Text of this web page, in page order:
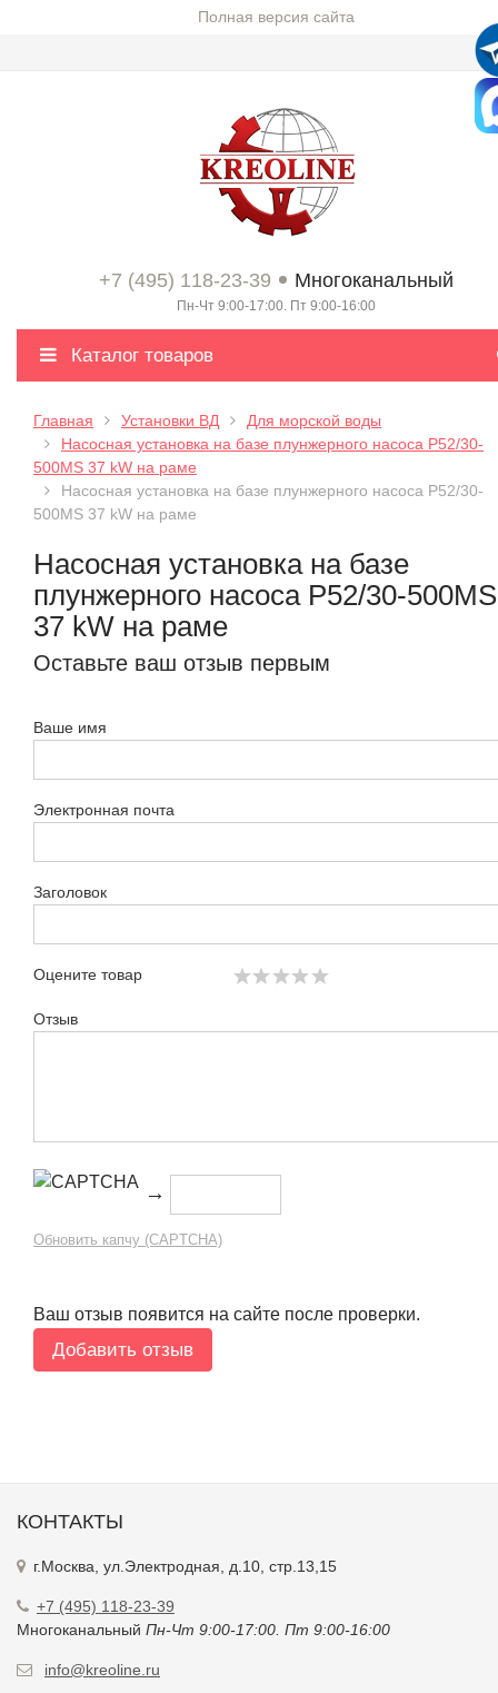
Полная версия сайта
+7 (495) 118-23-39 Многоканальный
Пн-Чт 9:00-17:00. Пт 9:00-16:00
Каталог товаров
Главная Установки ВД
Для морской воды
Насосная установка на базе плунжерного насоса P52/30-
500MS 37 kW на раме
Насосная установка на базе плунжерного насоса P52/30-
500MS 37 kW на раме
Насосная установка на базе
плунжерного насоса P52/30-500MS
37 kW на раме
Оставьте ваш отзыв первым
Ваше имя
Электронная почта
Заголовок
Оцените товар
Отзыв
→
Обновить капчу (CAPTCHA)
Ваш отзыв появится на сайте после проверки.
КОНТАКТЫ
г.Москва, ул.Электродная, д.10, стр.13,15
+7 (495) 118-23-39
Многоканальный Пн-Чт 9:00-17:00. Пт 9:00-16:00
info@kreoline.ru